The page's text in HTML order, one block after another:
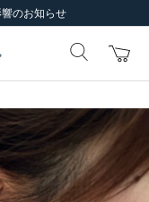
響のお知らせ